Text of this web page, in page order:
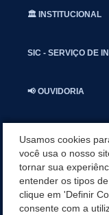
🏛️ INSTITUCIONAL
SIC - SERVIÇO DE
📢 OUVIDORIA
📱🩺 SAUDE
CATEGORIAS
Usamos cookies
você usa o nosso
tornar sua
entender os tipos
clique em 'Definir
consente com a